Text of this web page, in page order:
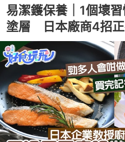
易潔鑊保養｜1個壞
塗層 日本廠商4招